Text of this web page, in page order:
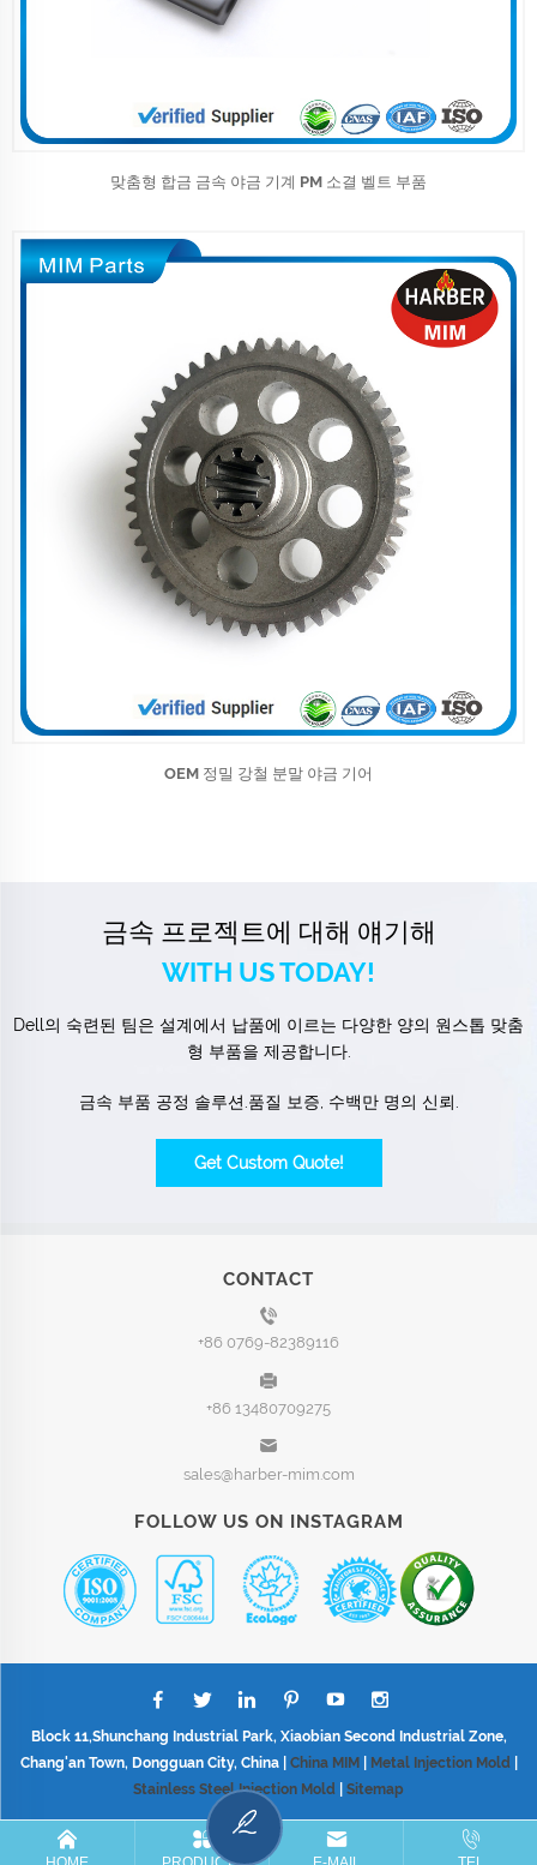
맞춤형 합금 금속 야금 기계 PM 소결 벨트 부품
OEM 정밀 강철 분말 야금 기어
금속 프로젝트에 대해 얘기해
WITH US TODAY!
Dell의 숙련된 팀은 설계에서 납품에 이르는 다양한 양의 원스톱 맞춤
형 부품을 제공합니다.
금속 부품 공정 솔루션.품질 보증, 수백만 명의 신뢰.
Get Custom Quote!
CONTACT
+86 0769-82389116
+86 13480709275
sales@harber-mim.com
FOLLOW US ON INSTAGRAM
Block 11,Shunchang Industrial Park, Xiaobian Second Industrial Zone,
Chang'an Town, Dongguan City, China | China MIM| Metal Injection Mold
Stainless Steel Injection Mold
Sitemap